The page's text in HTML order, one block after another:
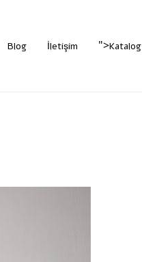
Blog İletişim ">Katalog